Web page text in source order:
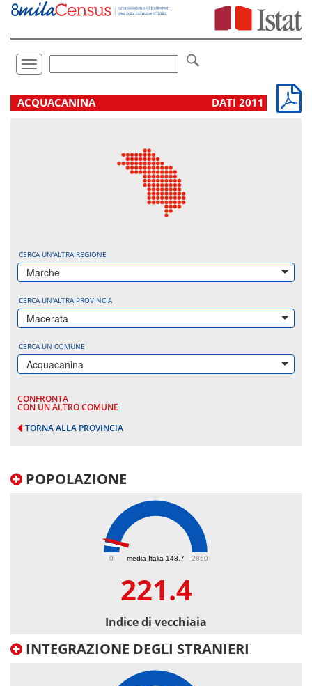
Vai
direttamente
Toggle
navigation
.
ACQUACANINA DATI 2011
CERCA UN'ALTRA REGIONE
Marche
CERCA UN'ALTRA PROVINCIA
Macerata
CERCA UN COMUNE
Acquacanina
CONFRONTA
CON UN ALTRO COMUNE
TORNA ALLA PROVINCIA
POPOLAZIONE
media Italia 148.7
0 2850
221.4
Indice di vecchiaia
INTEGRAZIONE DEGLI STRANIERI